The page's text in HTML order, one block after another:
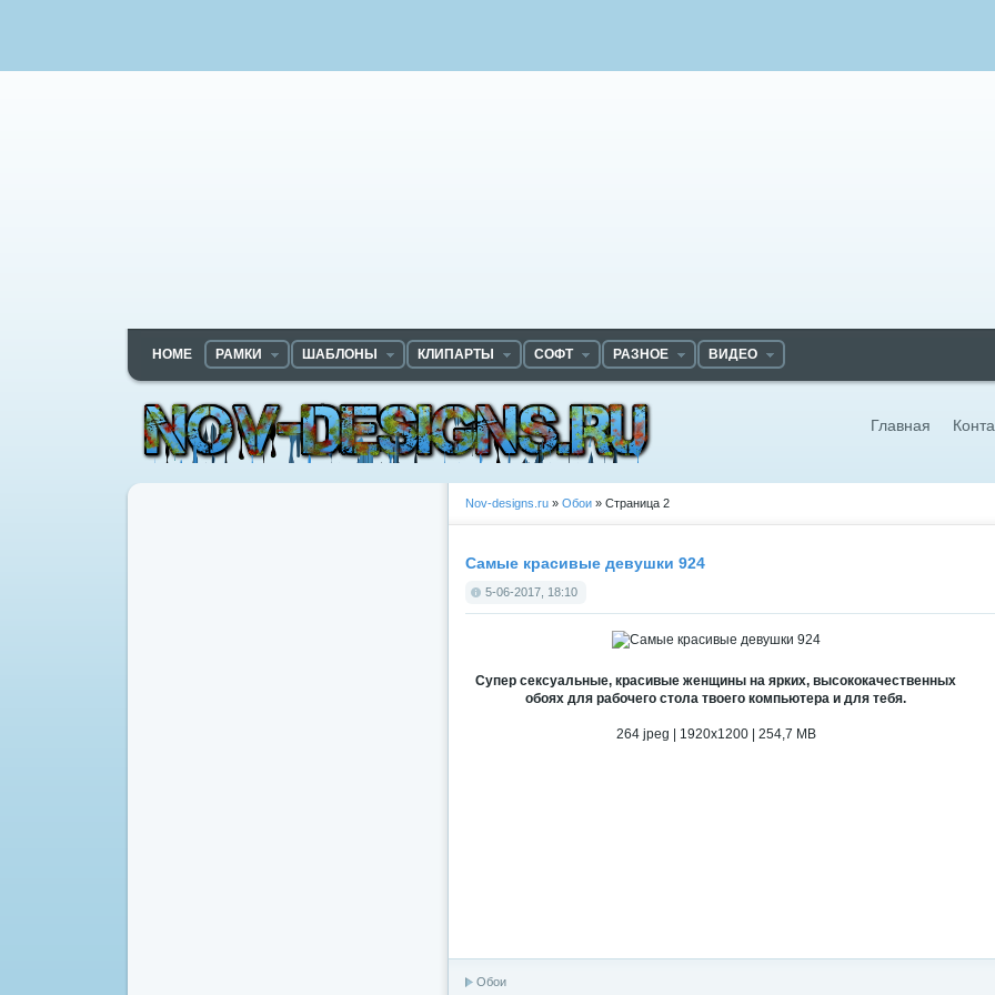
HOME РАМКИ ШАБЛОНЫ КЛИПАРТЫ СОФТ РАЗНОЕ ВИДЕО
Главная
Nov-designs.ru » Обои » Страница 2
Самые красивые девушки 924
5-06-2017, 18:10
Супер сексуальные, красивые женщины на ярких, высококачественных
обоях для рабочего стола твоего компьютера и для тебя.
264 jpeg | 1920x1200 | 254,7 MB
Обои